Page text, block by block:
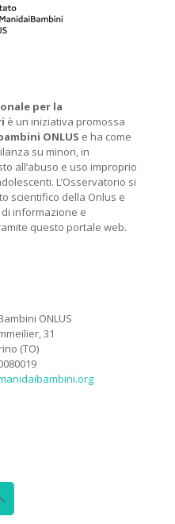
per la
è un iniziativa promossa
ONLUS e ha come
su minori, in
all’abuso e uso improprio
L’Osservatorio si
scientifico della Onlus e
informazione e
questo portale web.
ONLUS
31
(TO)